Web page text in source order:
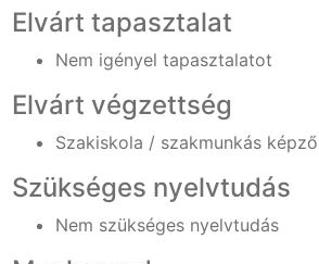
Elvárt tapasztalat
Nem igényel tapasztalatot
Elvárt végzettség
Szakiskola / szakmunkás képző
Szükséges nyelvtudás
Nem szükséges nyelvtudás